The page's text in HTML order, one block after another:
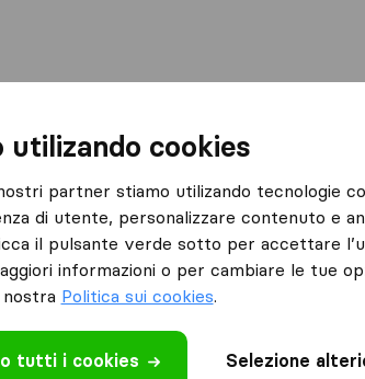
in Italia
utilizando cookies
partner stiamo utilizando tecnologie
di utente, personalizzare contenuto e
il pulsante verde sotto per accettare
informazioni o per cambiare le tue
Politica sui cookies.
tutti i cookies Selezione